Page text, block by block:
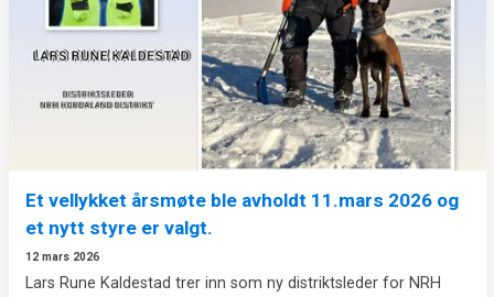
Et vellykket årsmøte ble avholdt 11.mars 2026 og
et nytt styre er valgt.
12 mars 2026
Lars Rune Kaldestad trer inn som ny distriktsleder for NRH